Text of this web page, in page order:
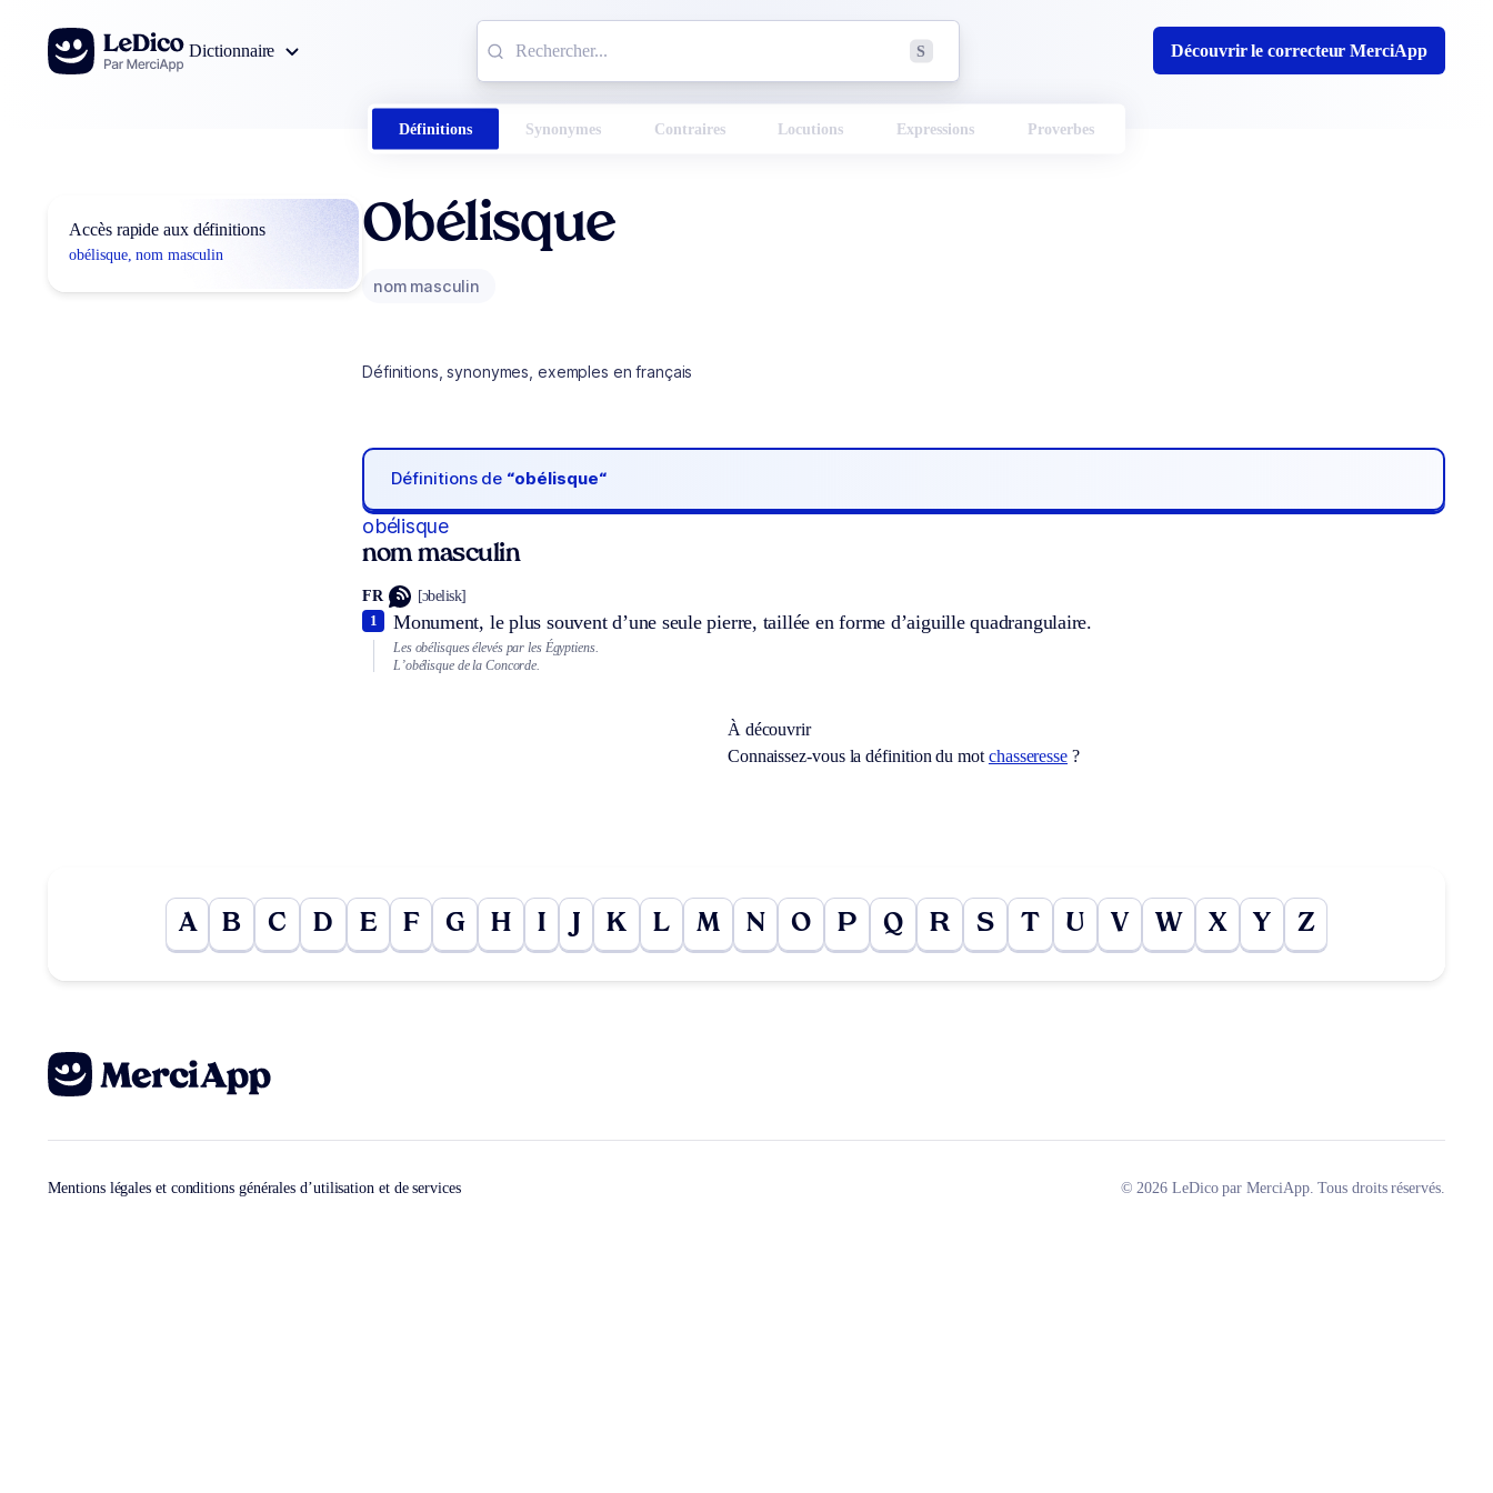
Aller au contenu
Dictionnaire
S Découvrir le correcteur MerciApp
Définitions Synonymes Contraires Locutions Expressions Proverbes
Accès rapide aux définitions
obélisque, nom masculin
Obélisque
nom masculin
Définitions, synonymes, exemples en français
Définitions de “obélisque“
obélisque
nom masculin
FR [ɔbelisk]
Monument, le plus souvent d’une seule pierre, taillée en forme d’aiguille quadrangulaire.
1
Les obélisques élevés par les Égyptiens.
L’obélisque de la Concorde.
À découvrir
Connaissez-vous la définition du mot chasseresse ?
A B C D E F G H I K L M N O P Q R S T U V W X Y Z
Mentions légales et conditions générales d’utilisation et de services © 2026 LeDico par MerciApp. Tous droits réservés.